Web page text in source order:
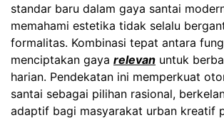
standar baru dalam gaya santai
memahami estetika tidak selalu
formalitas. Kombinasi tepat antara
menciptakan gaya relevan untuk
harian. Pendekatan ini memperkuat
santai sebagai pilihan rasional,
adaptif bagi masyarakat urban kreatif